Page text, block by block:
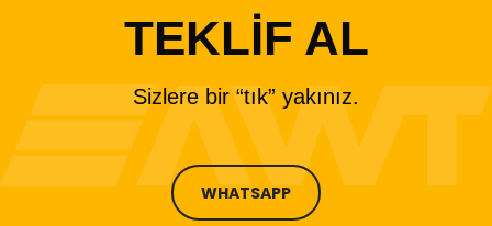
TEKLİF AL
Sizlere bir “tık” yakınız.
WHATSAPP